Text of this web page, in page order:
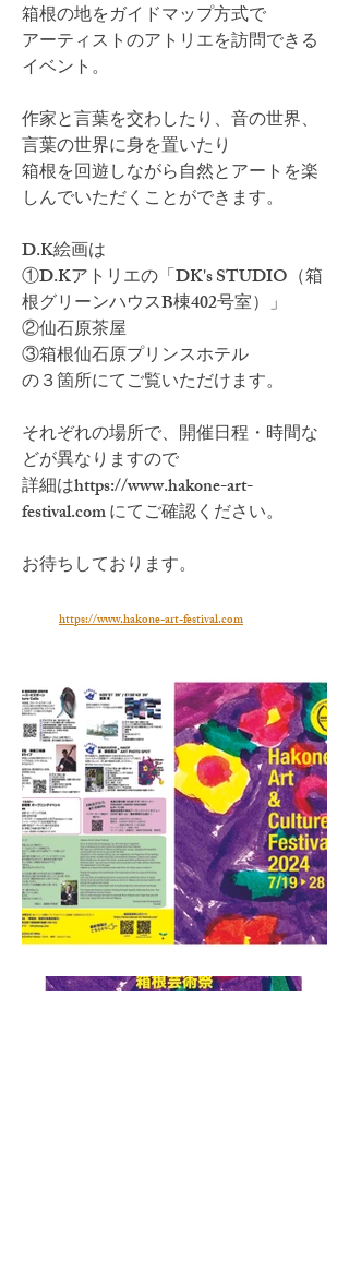
箱根の地をガイドマップ方式で
アーティストのアトリエを訪問できる
イベント。
作家と言葉を交わしたり、音の世界、
言葉の世界に身を置いたり
箱根を回遊しながら自然とアートを楽
しんでいただくことができます。
D.K絵画は
①D.Kアトリエの「DK's STUDIO（箱
根グリーンハウスB棟402号室）」
②仙石原茶屋
③箱根仙石原プリンスホテル
の３箇所にてご覧いただけます。
それぞれの場所で、開催日程・時間な
どが異なりますので
詳細はhttps://www.hakone-art-
festival.com にてご確認ください。
お待ちしております。
https://www.hakone-art-festival.com